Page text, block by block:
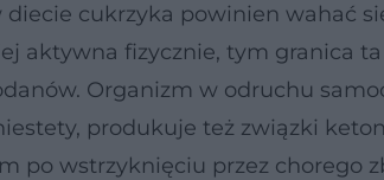
cukrzyka powinien wahać
aktywna fizycznie, tym granica
Organizm w odruchu
produkuje też związki
po wstrzyknięciu przez chorego